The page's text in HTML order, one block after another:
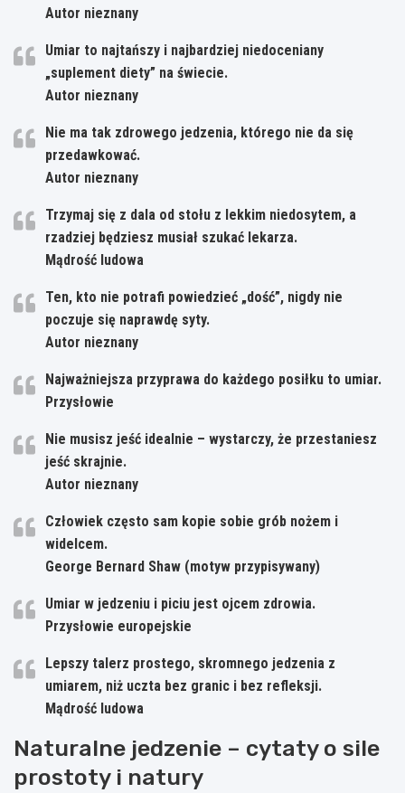
Autor nieznany
Umiar to najtańszy i najbardziej niedoceniany
„suplement diety” na świecie.
Autor nieznany
Nie ma tak zdrowego jedzenia, którego nie da się
przedawkować.
Autor nieznany
Trzymaj się z dala od stołu z lekkim niedosytem, a
rzadziej będziesz musiał szukać lekarza.
Mądrość ludowa
Ten, kto nie potrafi powiedzieć „dość”, nigdy nie
poczuje się naprawdę syty.
Autor nieznany
Najważniejsza przyprawa do każdego posiłku to umiar.
Przysłowie
Nie musisz jeść idealnie – wystarczy, że przestaniesz
jeść skrajnie.
Autor nieznany
Człowiek często sam kopie sobie grób nożem i
widelcem.
George Bernard Shaw (motyw przypisywany)
Umiar w jedzeniu i piciu jest ojcem zdrowia.
Przysłowie europejskie
Lepszy talerz prostego, skromnego jedzenia z
umiarem, niż uczta bez granic i bez refleksji.
Mądrość ludowa
Naturalne jedzenie – cytaty o sile
prostoty i natury